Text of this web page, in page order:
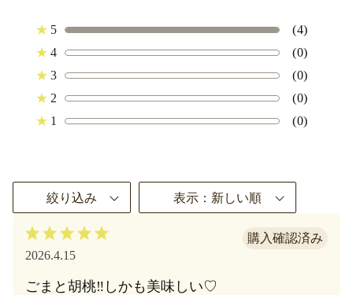
★ 5
(4)
★ 4
(0)
★ 3
(0)
★ 2
(0)
★ 1 (0)
絞り込み 表示：新しい順
2026.4.15
ごまと胡桃‼︎しかも美味しい♡